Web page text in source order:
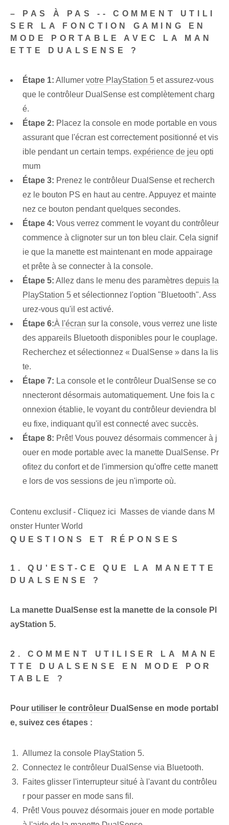
– PAS À PAS -- COMMENT UTILI
SER LA FONCTION GAMING EN
MODE PORTABLE AVEC LA MAN
ETTE DUALSENSE ?
Étape 1: Allumer votre PlayStation 5 et assurez-vous
que le contrôleur DualSense est complètement charg
é.
Étape 2: Placez la console en mode portable en vous
assurant que l'écran est correctement positionné et vis
ible pendant un certain temps. expérience de jeu opti
mum
Étape 3: Prenez le contrôleur DualSense et recherch
ez le bouton PS en haut au centre. Appuyez et mainte
nez ce bouton pendant quelques secondes.
Étape 4: Vous verrez comment le voyant du contrôleur
commence à clignoter sur un ton bleu clair. Cela signif
ie que la manette est maintenant en mode appairage
et prête à se connecter à la console.
Étape 5: Allez dans le menu des paramètres depuis la
PlayStation 5 et sélectionnez l'option "Bluetooth". Ass
urez-vous qu'il est activé.
Étape 6:À l'écran sur la console, vous verrez une liste
des appareils Bluetooth disponibles pour le couplage.
Recherchez et sélectionnez « DualSense » dans la lis
te.
Étape 7: La console et le contrôleur DualSense se co
nnecteront désormais automatiquement. Une fois la c
onnexion établie, le voyant du contrôleur deviendra bl
eu fixe, indiquant qu'il est connecté avec succès.
Étape 8: Prêt! Vous pouvez désormais commencer à j
ouer en mode portable avec la manette DualSense. Pr
ofitez du confort et de l'immersion qu'offre cette manett
e lors de vos sessions de jeu n'importe où.
Contenu exclusif - Cliquez ici Masses de viande dans M
onster Hunter World
QUESTIONS ET RÉPONSES
1. QU'EST-CE QUE LA MANETTE
DUALSENSE ?
La manette DualSense est la manette de la console Pl
ayStation 5.
2. COMMENT UTILISER LA MANE
TTE DUALSENSE EN MODE POR
TABLE ?
Pour utiliser le contrôleur DualSense en mode portabl
e, suivez ces étapes :
Allumez la console PlayStation 5.
Connectez le contrôleur DualSense via Bluetooth.
Faites glisser l'interrupteur situé à l'avant du contrôleu
r pour passer en mode sans fil.
Prêt! Vous pouvez désormais jouer en mode portable